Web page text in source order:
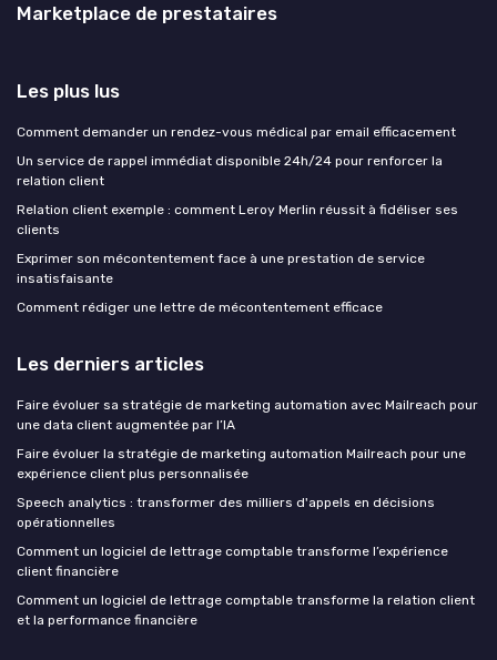
Marketplace de prestataires
Les plus lus
Comment demander un rendez-vous médical par email efficacement
Un service de rappel immédiat disponible 24h/24 pour renforcer la
relation client
Relation client exemple : comment Leroy Merlin réussit à fidéliser ses
clients
Exprimer son mécontentement face à une prestation de service
insatisfaisante
Comment rédiger une lettre de mécontentement efficace
Les derniers articles
Faire évoluer sa stratégie de marketing automation avec Mailreach pour
une data client augmentée par l’IA
Faire évoluer la stratégie de marketing automation Mailreach pour une
expérience client plus personnalisée
Speech analytics : transformer des milliers d'appels en décisions
opérationnelles
Comment un logiciel de lettrage comptable transforme l’expérience
client financière
Comment un logiciel de lettrage comptable transforme la relation client
et la performance financière